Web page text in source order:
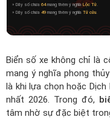
» Dãy số chứa 64mang thêm ý nghĩaLộc Tử.
» Dãy số chứa 49 mang thêm ý nghĩa Tứ cửu.
Biển số xe không chỉ là
mang ý nghĩa phong
là khi lựa chọn hoặcDịch
nhất 2026. Trong đó,
tâm nhờ sự đặc biệt